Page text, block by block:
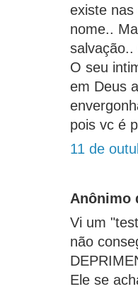
existe
nome..
O seu
em Deus
pois vc é
11 de
Anônimo
Vi um
não
Ele se